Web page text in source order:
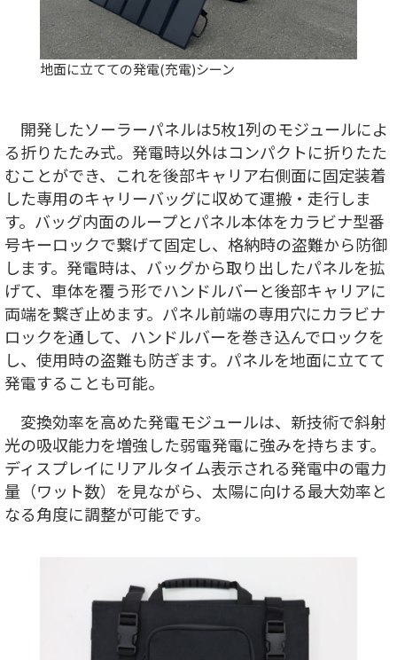
地面に立てての発電(充電)シーン
開発したソーラーパネルは5枚1列のモジュールによ
る折りたたみ式。発電時以外はコンパクトに折りたた
むことができ、これを後部キャリア右側面に固定装着
した専用のキャリーバッグに収めて運搬・走行しま
す。バッグ内面のループとパネル本体をカラビナ型番
号キーロックで繋げて固定し、格納時の盗難から防御
します。発電時は、バッグから取り出したパネルを拡
げて、車体を覆う形でハンドルバーと後部キャリアに
両端を繋ぎ止めます。パネル前端の専用穴にカラビナ
ロックを通して、ハンドルバーを巻き込んでロックを
し、使用時の盗難も防ぎます。パネルを地面に立てて
発電することも可能。
変換効率を高めた発電モジュールは、新技術で斜射
光の吸収能力を増強した弱電発電に強みを持ちます。
ディスプレイにリアルタイム表示される発電中の電力
量（ワット数）を見ながら、太陽に向ける最大効率と
なる角度に調整が可能です。